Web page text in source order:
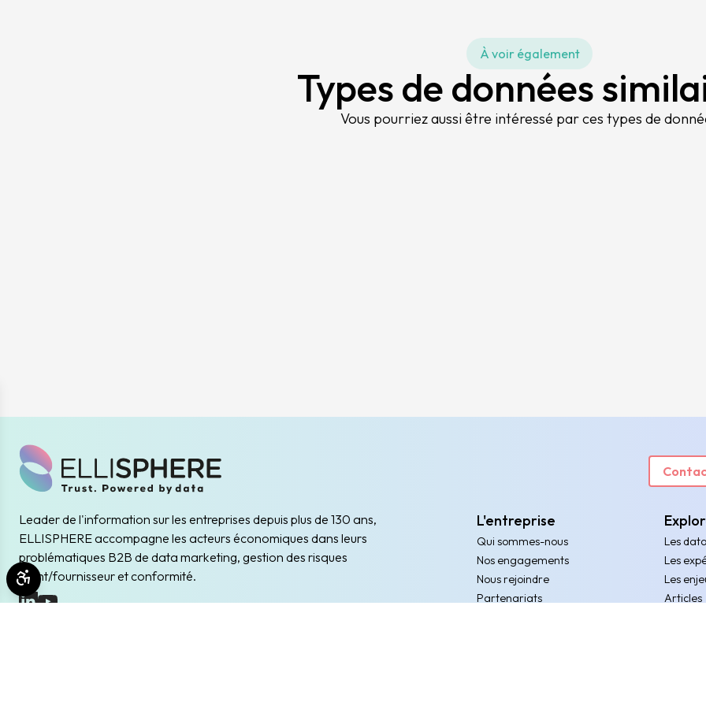
À voir également
Types de données
Vous pourriez aussi être intéressé par ces types de
Leader de l'information sur les entreprises depuis plus de 130 ans,
ELLISPHERE accompagne les acteurs économiques dans leurs
problématiques B2B de data marketing, gestion des risques
client/fournisseur et conformité.
(nouvelle fenêtre)
(nouvelle fenêtre)
L'entreprise
Qui sommes-nous
Nos engagements
Nous rejoindre
Partenariats
Les
Les
Les
Articles
Ouvrir les outils d'accessibilité